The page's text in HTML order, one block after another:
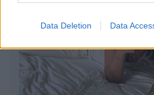
Data Deletion Data